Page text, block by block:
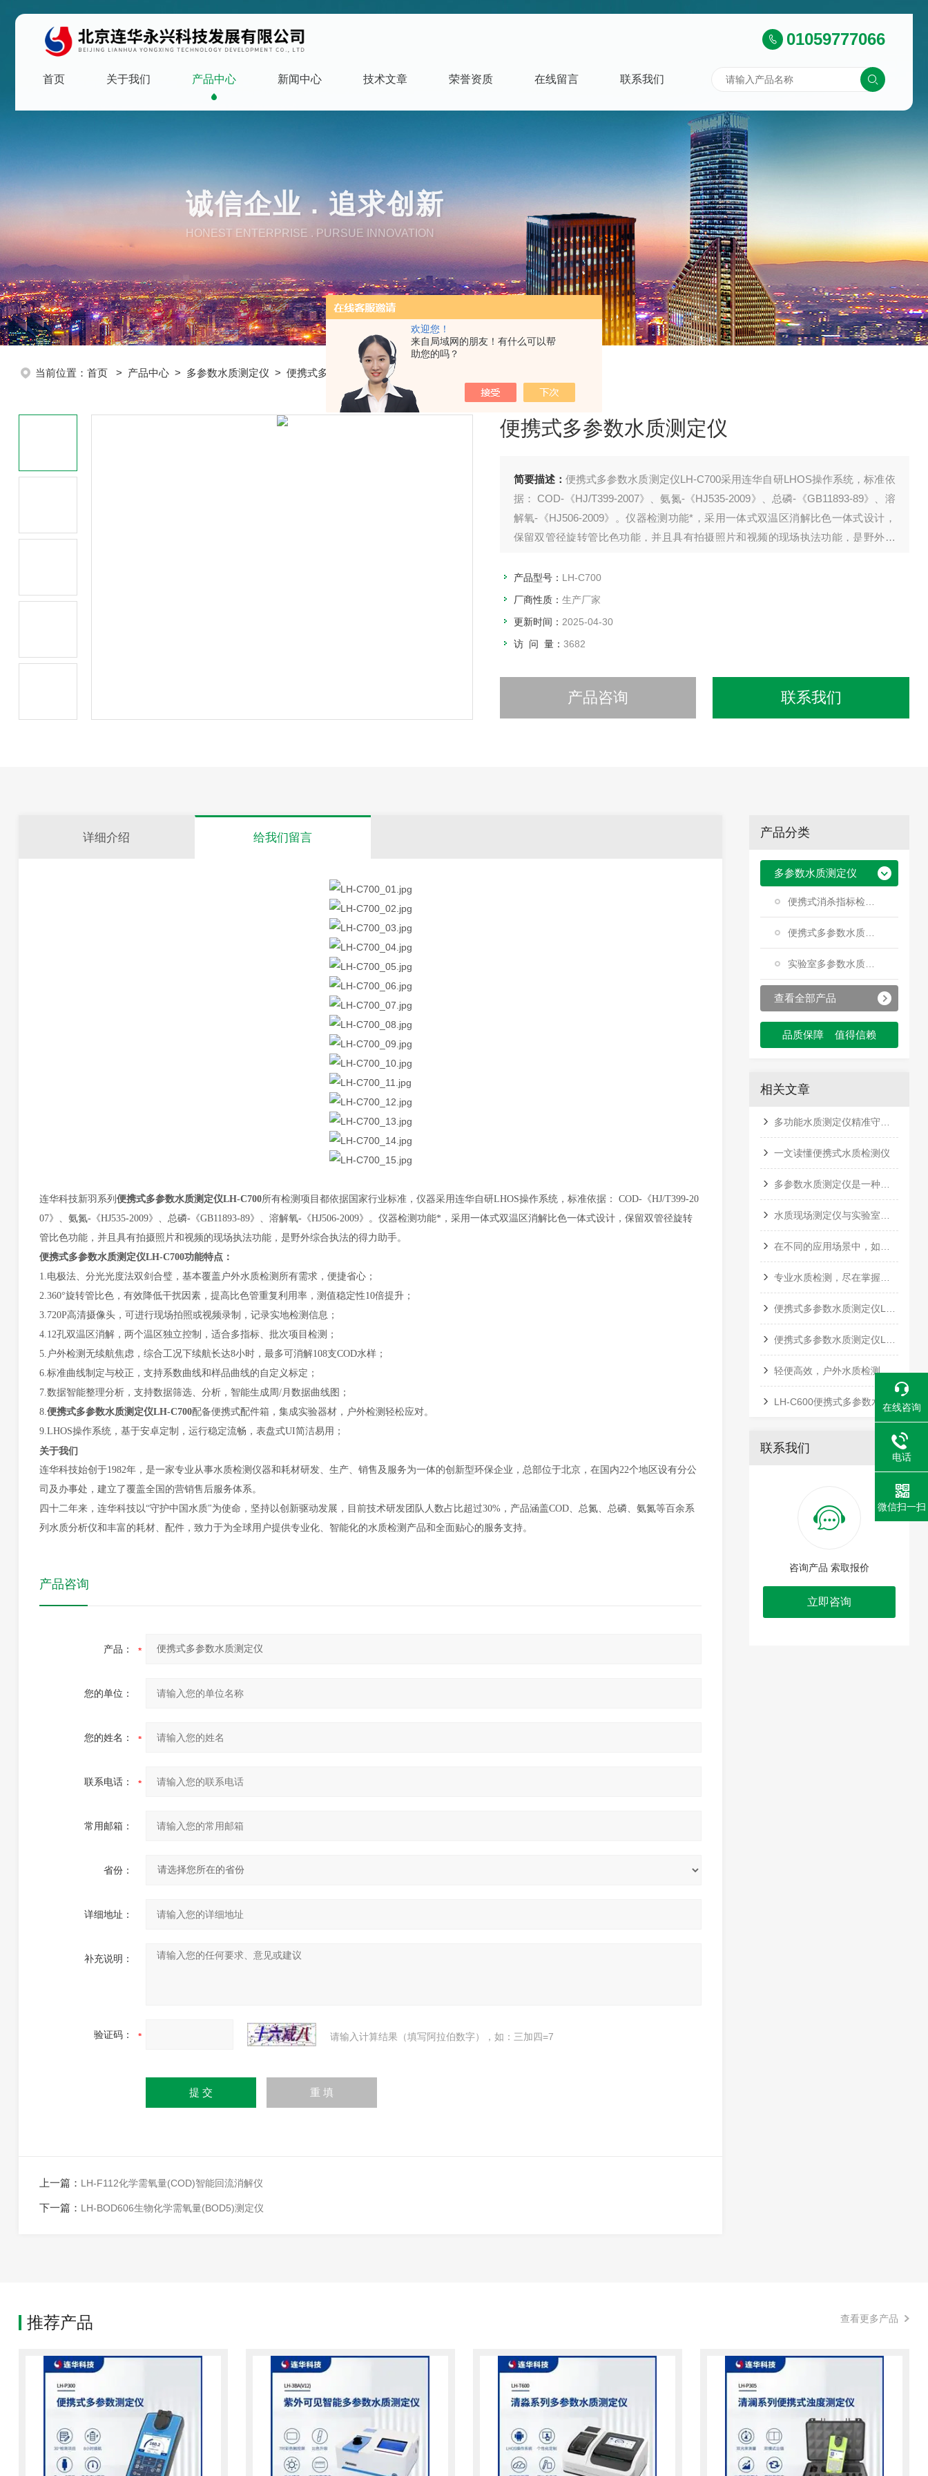
欢迎您！
来自局域网的朋友！有什么可以帮
助您的吗？
01059777066
首页 关于我们 产品中心 新闻中心 技术文章 荣誉资质 在线留言 联系我们
诚信企业 . 追求创新
HONEST ENTERPRISE . PURSUE INNOVATION
当前位置： 首页 > 产品中心> 多参数水质测定仪 > 便携式多参数水质测定仪
便携式多参数水质测定仪
简要描述： 便携式多参数水质测定仪LH-C700采用连华自研LHOS操作系统，标准依
据： COD-《HJ/T399-2007》、氨氮-《HJ535-2009》、总磷-《GB11893-89》、溶
解氧-《HJ506-2009》。仪器检测功能*，采用一体式双温区消解比色一体式设计，
保留双管径旋转管比色功能，并且具有拍摄照片和视频的现场执法功能，是野外综
产品型号： LH-C700
厂商性质： 生产厂家
更新时间： 2025-04-30
访 问 量： 3682
产品咨询 联系我们
详细介绍 给我们留言
连华科技新羽系列便携式多参数水质测定仪LH-C700所有检测项目都依据国家行业标准 ，仪器采用连华自研LHOS操作系统，标准依据： COD-《HJ/T399-20
07》、氨氮-《HJ535-2009》、总磷-《GB11893-89》、溶解氧-《HJ506-2009》。仪器检测功能*，采用一体式双温区消解比色一体式设计，保留双管径旋转
管比色功能，并且具有拍摄照片和视频的现场执法功能，是野外综合执法的得力助手。
便携式多参数水质测定仪LH-C700功能特点：
1.电极法、分光光度法双剑合璧，基本覆盖户外水质检测所有需求，便捷省心；
2.360°旋转管比色，有效降低干扰因素，提高比色管重复利用率，测值稳定性10倍提升；
3.720P高清摄像头，可进行现场拍照或视频录制，记录实地检测信息；
4.12孔双温区消解，两个温区独立控制，适合多指标、批次项目检测；
5.户外检测无续航焦虑，综合工况下续航长达8小时，最多可消解108支COD水样；
6.标准曲线制定与校正，支持系数曲线和样品曲线的自定义标定；
7.数据智能整理分析，支持数据筛选、分析，智能生成周/月数据曲线图；
8.便携式多参数水质测定仪LH-C700配备便携式配件箱，集成实验器材，户外检测轻松应对。
9.LHOS操作系统，基于安卓定制，运行稳定流畅，表盘式UI简洁易用；
关于我们
连华科技始创于1982年，是一家专业从事水质检测仪器和耗材研发、生产、销售 及服务为一体的创新型环保企业，总部位于北京，在国内22个地区设有分公
司及办事处 ，建立了覆盖全国的营销售后服务体系。
四十二年来 ，连华科技以“守护中国水质"为使命， 坚持以创新驱动发展 ， 目前技术研发团队人数占比超过30%，产品涵盖COD、总氮、总磷、氨氮等百余系
列水质分析仪和丰富的耗材、 配件，致力于为全球用户提供专业化、智能化的水质检测 产品和全面贴心的服务支持。
产品咨询
产品：
您的单位：
您的姓名：
联系电话：
常用邮箱：
省份：
详细地址：
补充说明：
验证码： 请输入计算结果（填写阿拉伯数字），如：三加四=7
上一篇： LH-F112化学需氧量(COD)智能回流消解仪
下一篇： LH-BOD606生物化学需氧量(BOD5)测定仪
产品分类
多参数水质测定仪
查看全部产品
品质保障 值得信赖
相关文章
一文读懂便携式水质检测仪
​轻便高效，户外水质检测新选择——LH-P700便携式多参数水质测定仪​
LH-C600便携式多参数水质测定仪——精准守护水质安全的智能卫士
联系我们
咨询产品 索取报价
立即咨询
推荐产品 查看更多产品
在线咨询
电话
微信扫一扫